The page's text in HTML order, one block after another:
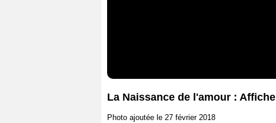
La Naissance de l'amour : Affiche
Photo ajoutée le 27 février 2018